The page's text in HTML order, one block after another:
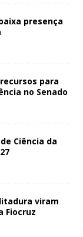
presença
para
no Senado
Ciência da
viram
Fiocruz